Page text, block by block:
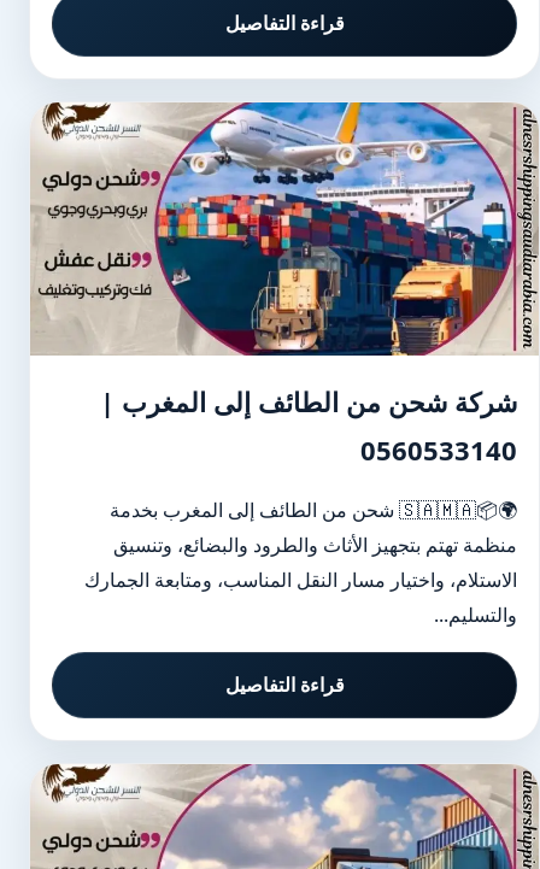
قراءة التفاصيل
شركة شحن من الطائف إلى المغرب |
0560533140
🌍📦🇸🇦🇲🇦 شحن من الطائف إلى المغرب بخدمة
منظمة تهتم بتجهيز الأثاث والطرود والبضائع، وتنسيق
الاستلام، واختيار مسار النقل المناسب، ومتابعة الجمارك
والتسليم...
قراءة التفاصيل